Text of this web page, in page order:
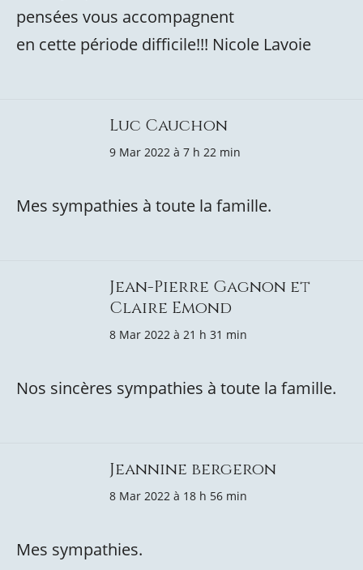
pensées vous accompagnent
en cette période difficile!!! Nicole Lavoie
Luc Cauchon
9 Mar 2022 à 7 h 22 min
Mes sympathies à toute la famille.
Jean-Pierre Gagnon et
Claire Emond
8 Mar 2022 à 21 h 31 min
Nos sincères sympathies à toute la famille.
Jeannine bergeron
8 Mar 2022 à 18 h 56 min
Mes sympathies.